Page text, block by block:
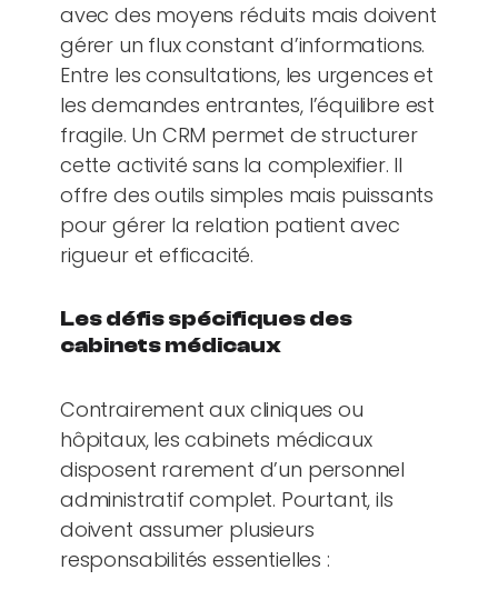
avec des moyens réduits mais doivent
gérer un flux constant d’informations.
Entre les consultations, les urgences et
les demandes entrantes, l’équilibre est
fragile. Un CRM permet de structurer
cette activité sans la complexifier. Il
offre des outils simples mais puissants
pour gérer la relation patient avec
rigueur et efficacité.
Les défis spécifiques des
cabinets médicaux
Contrairement aux cliniques ou
hôpitaux, les cabinets médicaux
disposent rarement d’un personnel
administratif complet. Pourtant, ils
doivent assumer plusieurs
responsabilités essentielles :